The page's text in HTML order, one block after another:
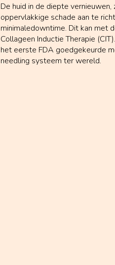
De huid in de diepte vernieuwen,
oppervlakkige schade aan te
minimaledowntime. Dit kan met
Collageen Inductie Therapie
het eerste FDA goedgekeurde
needling systeem ter wereld.